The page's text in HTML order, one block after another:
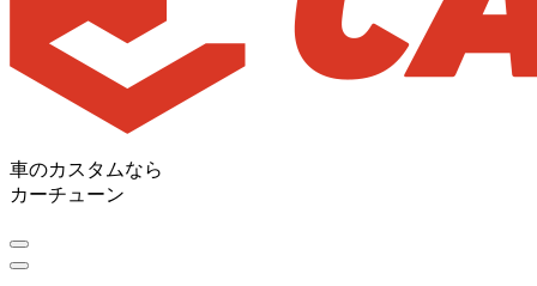
車のカスタムなら
カーチューン